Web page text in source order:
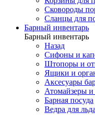
Сковороды
Сланцы для
Барный инвентарь
Барный инвентарь
Назад
Сифоны и
Штопоры и
Ящики и
Аксесуары
Атомайзеры
Барная посуда
Ведра для льда